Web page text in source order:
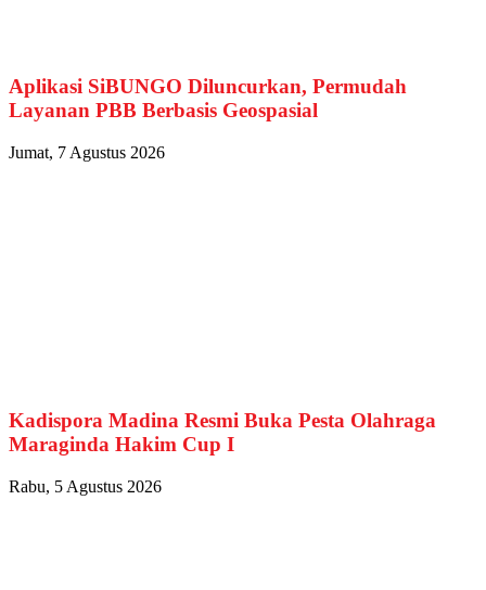
Aplikasi SiBUNGO Diluncurkan, Permudah
Layanan PBB Berbasis Geospasial
Jumat, 7 Agustus 2026
Kadispora Madina Resmi Buka Pesta Olahraga
Maraginda Hakim Cup I
Rabu, 5 Agustus 2026